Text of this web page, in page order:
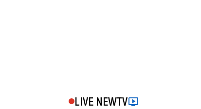
LIVE NEWTV